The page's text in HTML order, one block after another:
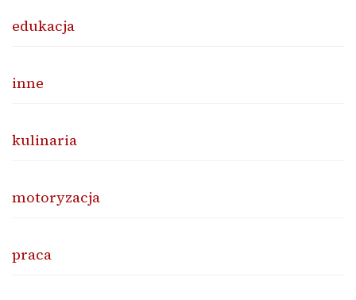
edukacja
inne
kulinaria
motoryzacja
praca